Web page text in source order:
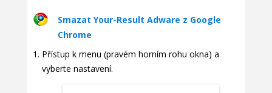
Smazat Your-Result Adware z Google
Chrome
Přístup k menu (pravém horním rohu okna) a
vyberte nastavení.